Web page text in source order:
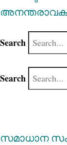
Search
Search
സമാധാന